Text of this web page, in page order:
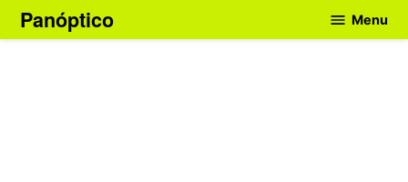
Skip
to
Panóptico Menu